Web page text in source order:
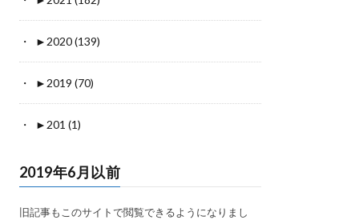
► 2020 (139)
► 2019 (70)
► 201 (1)
2019年6月以前
旧記事もこのサイトで閲覧できるようになりまし